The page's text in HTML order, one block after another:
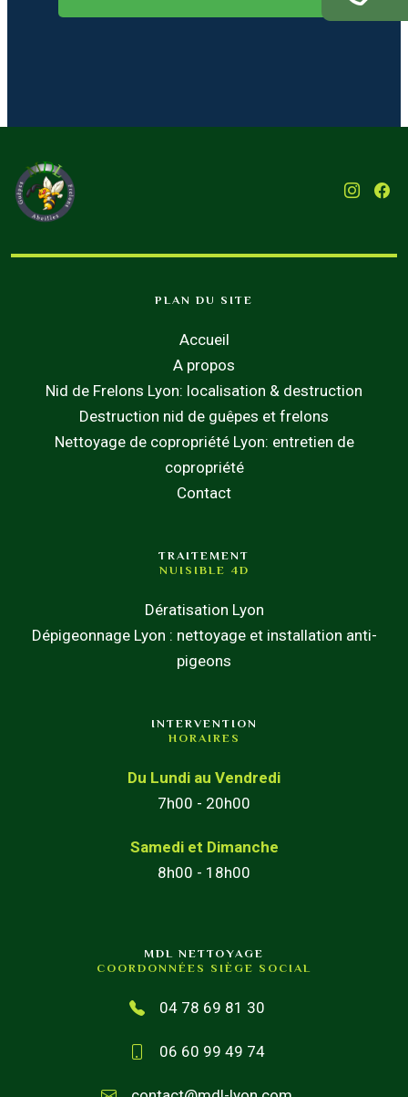
PLAN DU SITE
Accueil
A propos
Nid de Frelons Lyon: localisation & destruction
Destruction nid de guêpes et frelons
Nettoyage de copropriété Lyon: entretien de
copropriété
Contact
TRAITEMENT
NUISIBLE 4D
Dératisation Lyon
Dépigeonnage Lyon : nettoyage et installation anti-
pigeons
INTERVENTION
HORAIRES
Du Lundi au Vendredi
7h00 - 20h00
Samedi et Dimanche
8h00 - 18h00
MDL NETTOYAGE
COORDONNÉES SIÈGE SOCIAL
04 78 69 81 30
06 60 99 49 74